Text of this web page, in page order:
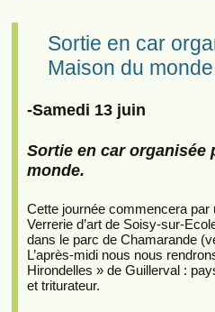
Sortie en car
Maison du monde
-Samedi 13 juin
Sortie en car organisée
monde.
Cette journée commencera par
Verrerie d’art de Soisy-sur-
dans le parc de Chamarande
L’après-midi nous nous
Hirondelles » de Guillerval :
et triturateur.